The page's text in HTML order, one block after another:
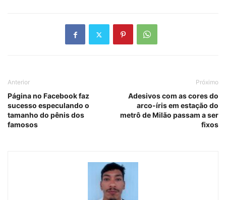
Anterior
Página no Facebook faz
sucesso especulando o
tamanho do pênis dos
famosos
Próximo
Adesivos com as cores do
arco-íris em estação do
metrô de Milão passam a ser
fixos